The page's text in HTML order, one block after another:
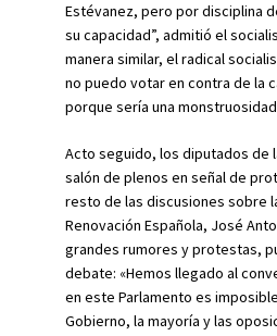
Estévanez, pero por disciplina
su capacidad”, admitió el
manera similar, el radical
no puedo votar en contra de la
porque sería una monstruosidad
Acto seguido, los diputados de
salón de plenos en señal de
resto de las discusiones sobre
Renovación Española, José
grandes rumores y protestas,
debate: «Hemos llegado al
en este Parlamento es
Gobierno, la mayoría y las